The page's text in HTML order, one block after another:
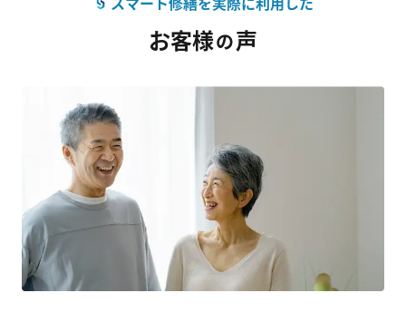
お客様の声